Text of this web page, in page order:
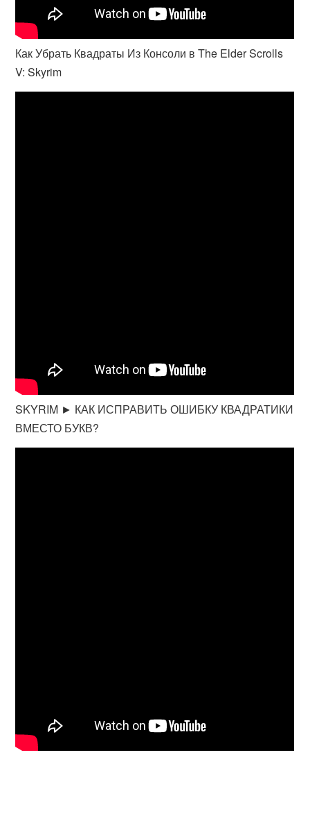
Как Убрать Квадраты Из Консоли в The Elder Scrolls
V: Skyrim
SKYRIM ► КАК ИСПРАВИТЬ ОШИБКУ КВАДРАТИКИ
ВМЕСТО БУКВ?